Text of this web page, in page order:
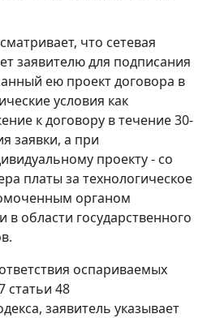
что сетевая
заявителю для подписания
ею проект договора в
условия как
к договору в течение 30-
заявки, а при
проекту - со
платы за технологическое
органом
в области государственного
оспариваемых
статьи 48
заявитель указывает